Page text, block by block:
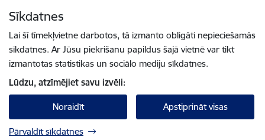
Sīkdatnes
Lai šī tīmekļvietne darbotos, tā izmanto obligāti nepieciešamās
sīkdatnes. Ar Jūsu piekrišanu papildus šajā vietnē var tikt
izmantotas statistikas un sociālo mediju sīkdatnes.
Lūdzu, atzīmējiet savu izvēli:
Noraidīt Apstiprināt visas
Pārvaldīt sīkdatnes